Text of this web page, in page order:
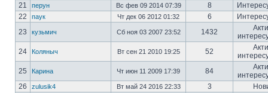
21
перун Вс фев 09 2014 07:39 8
22
паук Чт дек 06 2012 01:32 6
23
кузьмич Сб ноя 03 2007 23:52 1432
24
Коляныч Вт сен 21 2010 19:25 52
25
Карина Чт июн 11 2009 17:39 84
26
zulusik4 Вт май 24 2016 22:33 3